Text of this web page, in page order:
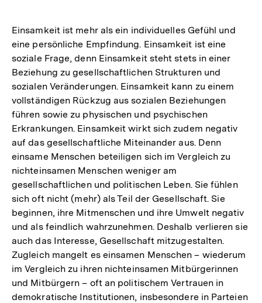
Einsamkeit ist mehr als ein individuelles Gefühl und
eine persönliche Empfindung. Einsamkeit ist eine
soziale Frage, denn Einsamkeit steht stets in einer
Beziehung zu gesellschaftlichen Strukturen und
sozialen Veränderungen. Einsamkeit kann zu einem
vollständigen Rückzug aus sozialen Beziehungen
führen sowie zu physischen und psychischen
Erkrankungen. Einsamkeit wirkt sich zudem negativ
auf das gesellschaftliche Miteinander aus. Denn
einsame Menschen beteiligen sich im Vergleich zu
nichteinsamen Menschen weniger am
gesellschaftlichen und politischen Leben. Sie fühlen
sich oft nicht (mehr) als Teil der Gesellschaft. Sie
beginnen, ihre Mitmenschen und ihre Umwelt negativ
und als feindlich wahrzunehmen. Deshalb verlieren sie
auch das Interesse, Gesellschaft mitzugestalten.
Zugleich mangelt es einsamen Menschen – wiederum
im Vergleich zu ihren nichteinsamen Mitbürgerinnen
und Mitbürgern – oft an politischem Vertrauen in
demokratische Institutionen, insbesondere in Parteien